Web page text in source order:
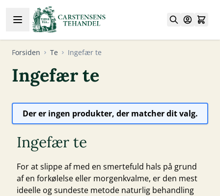
Skip to Content
Forsiden Te Ingefær te
Ingefær te
Der er ingen produkter, der matcher dit valg.
Ingefær te
For at slippe af med en smertefuld hals på grund
af en forkølelse eller morgenkvalme, er den mest
ideelle og sundeste metode naturlig behandling